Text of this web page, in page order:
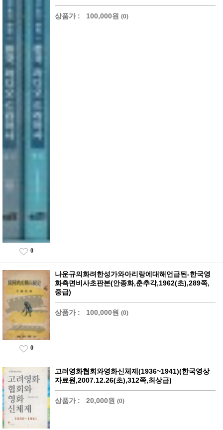
상품가 : 100,000원 (0)
0
나운규의화려한성가와아리랑에대해언급된-한국영
화측면비사초판본(안종화,춘추각,1962(초),289쪽,
중급)
상품가 : 100,000원 (0)
0
고려영화협회와영화신체제(1936~1941)(한국영상
자료원,2007.12.26(초),312쪽,최상급)
상품가 : 20,000원 (0)